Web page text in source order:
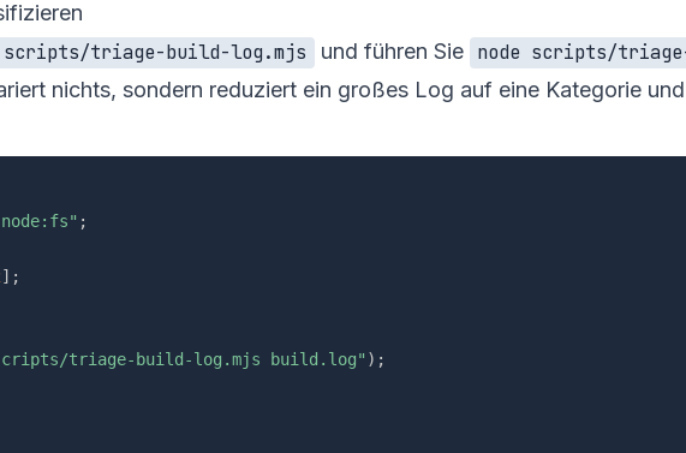
scripts/triage-build-log.mjs und führen Sie node scripts/
nichts, sondern reduziert ein großes Log auf eine Kategorie
;
] ;
scripts/triage-build-log.mjs build.log" ) ;